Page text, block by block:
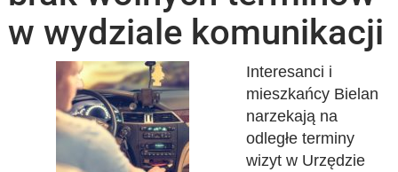
w wydziale komunikacji
Interesanci i
mieszkańcy Bielan
narzekają na
odległe terminy
wizyt w Urzędzie